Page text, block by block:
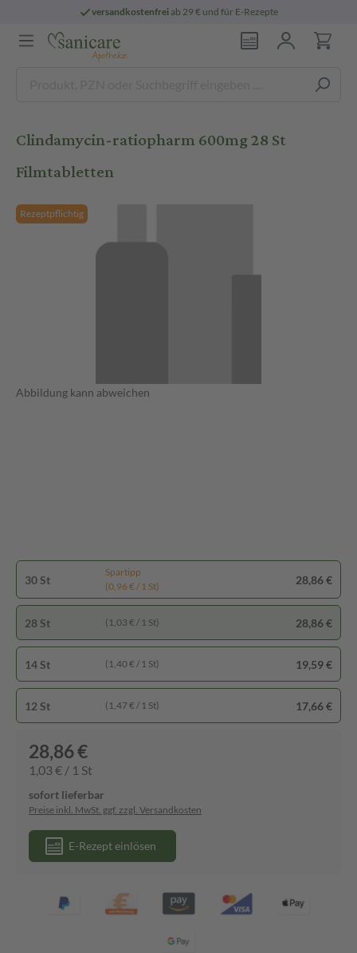
versandkostenfreiab 29 € und für E-Rezepte
Clindamycin-ratiopharm 600mg 28 St
Filmtabletten
Rezeptpflichtig
Abbildung kann abweichen
30 St
Spartipp
(0,96 € / 1 St)
28,86 €
28 St (1,03 € / 1 St) 28,86 €
14 St (1,40 € / 1 St) 19,59 €
12 St (1,47 € / 1 St) 17,66 €
28,86 €
1,03 € / 1 St
sofort lieferbar
Preise inkl. MwSt. ggf. zzgl. Versandkosten
E-Rezept einlösen